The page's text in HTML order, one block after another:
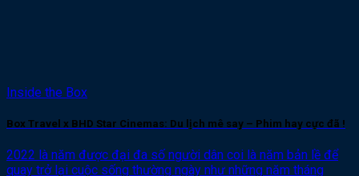
Inside the Box
Box Travel x BHD Star Cinemas: Du lịch mê say – Phim hay cực đã !
2022 là năm được đại đa số người dân coi là năm bản lề để
quay trở lại cuộc sống thường ngày như những năm tháng